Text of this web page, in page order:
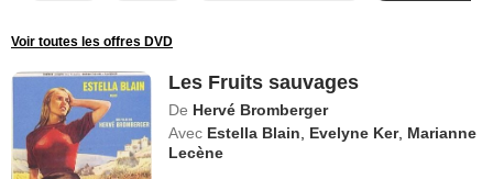
Voir toutes les offres DVD
Les Fruits sauvages
De Hervé Bromberger
Avec Estella Blain Evelyne Ker, Marianne
Lecène